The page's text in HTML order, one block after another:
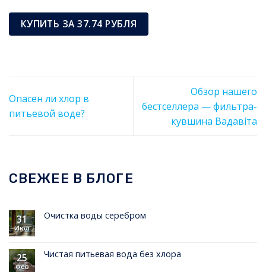
КУПИТЬ ЗА 37.74 РУБЛЯ
Опасен ли хлор в
питьевой воде?
Обзор нашего
бестселлера — фильтра-
кувшина Вадавiта
СВЕЖЕЕ В БЛОГЕ
31
Июл
Очистка воды серебром
25
Фев
Чистая питьевая вода без хлора